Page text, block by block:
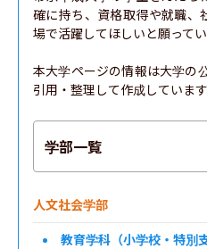
確に持ち、資格取得や就職、
場で活躍してほしいと願ってい
本大学ページの情報は大学の
引用・整理して作成しています
学部一覧
人文社会学部
教育学科（小学校・特別